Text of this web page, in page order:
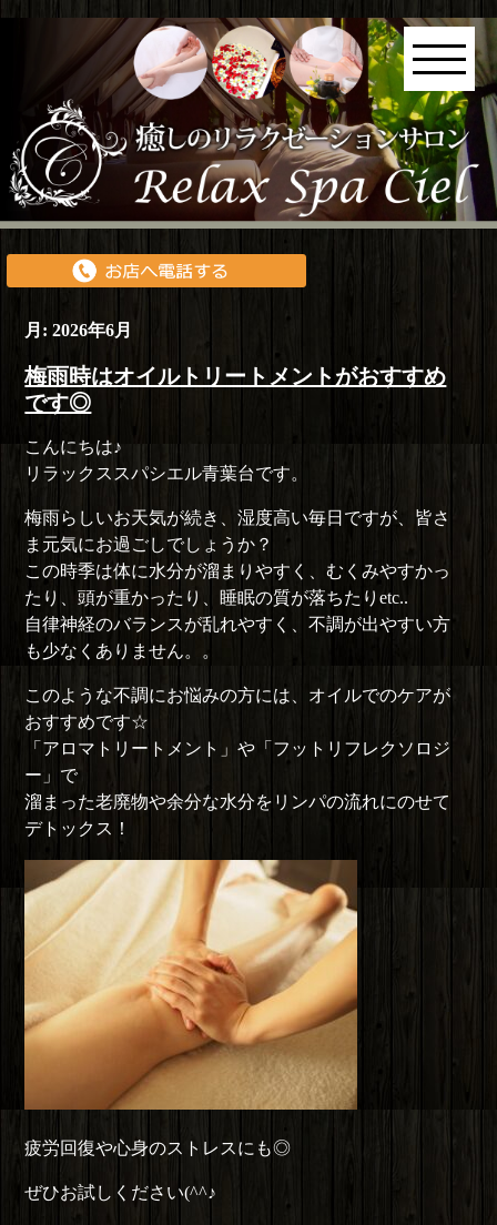
月:2026年6月
梅雨時はオイルトリートメントがおすすめ
です◎
こんにちは♪
リラックススパシエル青葉台です。
梅雨らしいお天気が続き、湿度高い毎日ですが、皆さ
ま元気にお過ごしでしょうか？
この時季は体に水分が溜まりやすく、むくみやすかっ
たり、頭が重かったり、睡眠の質が落ちたりetc..
自律神経のバランスが乱れやすく、不調が出やすい方
も少なくありません。。
このような不調にお悩みの方には、オイルでのケアが
おすすめです☆
「アロマトリートメント」や「フットリフレクソロジ
ー」で
溜まった老廃物や余分な水分をリンパの流れにのせて
デトックス！
疲労回復や心身のストレスにも◎
ぜひお試しください(^^♪